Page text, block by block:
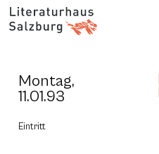
Montag,
11.01.93
Eintritt